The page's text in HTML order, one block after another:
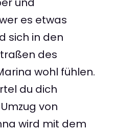
es etwas
sich in den
des
wohl fühlen.
du dich
von
wird mit dem